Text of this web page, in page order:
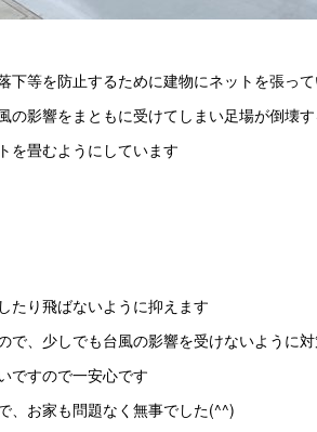
下等を防止するために建物にネットを張っ
の影響をまともに受けてしまい足場が倒壊
を畳むようにしています
たり飛ばないように抑えます
で、少しでも台風の影響を受けないように
ですので一安心です
、お家も問題なく無事でした(^^)